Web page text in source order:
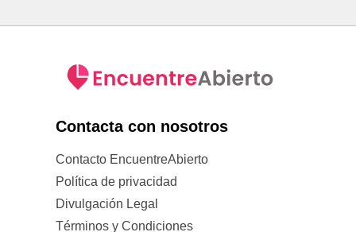
Contacta con nosotros
Contacto EncuentreAbierto
Política de privacidad
Divulgación Legal
Términos y Condiciones